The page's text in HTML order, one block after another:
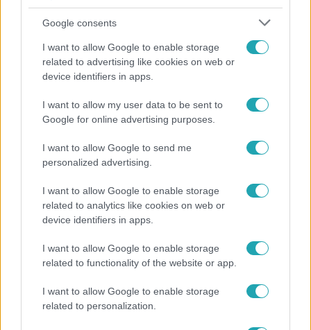
Google consents
I want to allow Google to enable storage
related to advertising like cookies on web or
device identifiers in apps.
I want to allow my user data to be sent to
Google for online advertising purposes.
I want to allow Google to send me
personalized advertising.
I want to allow Google to enable storage
related to analytics like cookies on web or
device identifiers in apps.
I want to allow Google to enable storage
related to functionality of the website or app.
I want to allow Google to enable storage
related to personalization.
Életmód
értékét is csökkentheti